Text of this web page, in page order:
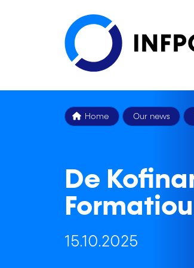
Home Our news
De
15.10.2025